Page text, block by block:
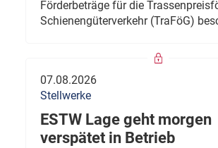
Förderbeträge für die
Schienengüterverkehr (TraFöG)
07.08.2026
Stellwerke
ESTW Lage geht morgen
verspätet in Betrieb